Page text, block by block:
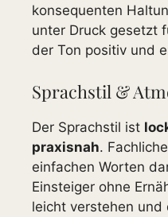
konsequenten
unter Druck gesetzt
der Ton positiv und
Sprachstil &
Der Sprachstil ist
praxisnah.
einfachen Worten
Einsteiger ohne
leicht verstehen und